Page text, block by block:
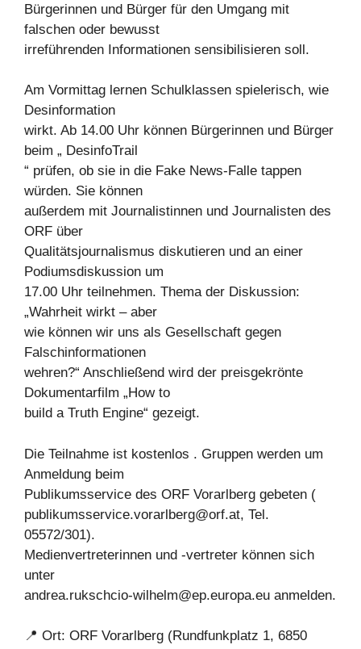
Bürgerinnen und Bürger für den Umgang mit
falschen oder bewusst
irreführenden Informationen sensibilisieren soll.
Am Vormittag lernen Schulklassen spielerisch, wie
Desinformation
wirkt. Ab 14.00 Uhr können Bürgerinnen und Bürger
beim „ DesinfoTrail
“ prüfen, ob sie in die Fake News-Falle tappen
würden. Sie können
außerdem mit Journalistinnen und Journalisten des
ORF über
Qualitätsjournalismus diskutieren und an einer
Podiumsdiskussion um
17.00 Uhr teilnehmen. Thema der Diskussion:
„Wahrheit wirkt – aber
wie können wir uns als Gesellschaft gegen
Falschinformationen
wehren?“ Anschließend wird der preisgekrönte
Dokumentarfilm „How to
build a Truth Engine“ gezeigt.
Die Teilnahme ist kostenlos . Gruppen werden um
Anmeldung beim
Publikumsservice des ORF Vorarlberg gebeten (
publikumsservice.vorarlberg@orf.at, Tel.
05572/301).
Medienvertreterinnen und -vertreter können sich
unter
andrea.rukschcio-wilhelm@ep.europa.eu anmelden.
📍 Ort: ORF Vorarlberg (Rundfunkplatz 1, 6850